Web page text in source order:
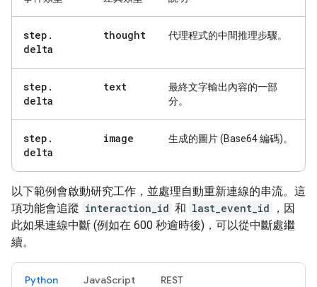
step .
delta
thought 代理程式的中間推理步驟。
step .
delta
text
最終文字輸出內容的一部
分。
step .
delta
image 生成的圖片 (Base64 編碼)。
以下範例會啟動研究工作，並處理自動重新連線的串流。這
項功能會追蹤 interaction_id 和 last_event_id
，因
此如果連線中斷 (例如在 600 秒逾時後)，可以從中斷處繼
續。
Python JavaScript REST